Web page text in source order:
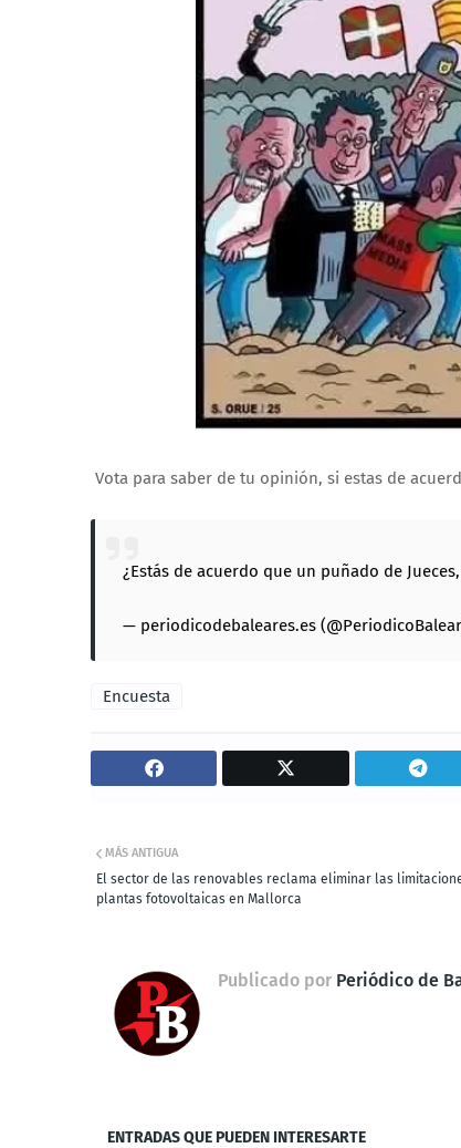
Vota para saber de tu opinión, si estas de
¿Estás de acuerdo que un puñado de
— periodicodebaleares.es
Encuesta
MÁS ANTIGUA
El sector de las renovables reclama eliminar las
plantas fotovoltaicas en Mallorca
Publicado por Periódico de
ENTRADAS QUE PUEDEN INTERESARTE